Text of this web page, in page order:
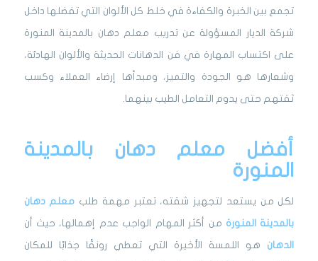
تجمع بين الخبرة والكفاءة في خلط كل الألوان التي تفضلها داخل
شركة الديار المسؤولة عن تدريب معلم دهان بالمدينة المنورة
على اكتساب المهارة في فن الدهانات الحديثة والألوان الهادئة،
وشعارها هو الجودة والتميز، ومبدأها إرضاء العملاء وكسب
ثقتهم حتى يدوم التعامل الطيب بينهما.
أفضل معلم دهان بالمدينة
المنورة
لكل من يستعد لتجهيز شقته، تعتبر مهمة طلب معلم دهان
بالمدينة المنورة من أكثر المهام الواجب عدم إهمالها، حيث أن
الدهان هو اللمسة الأخيرة التي تعطي رونقًا جذابًا للمكان